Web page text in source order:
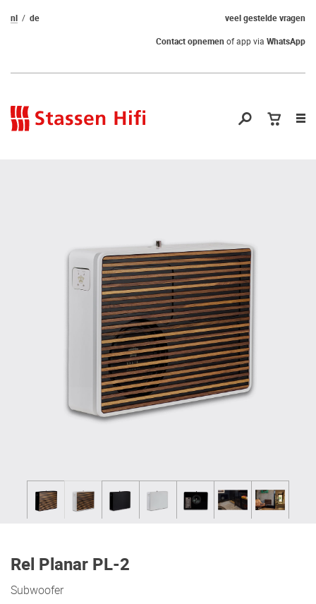
veel gestelde vragen
nl
de
Contact opnemenof app via WhatsApp
Rel Planar PL-2
Subwoofer